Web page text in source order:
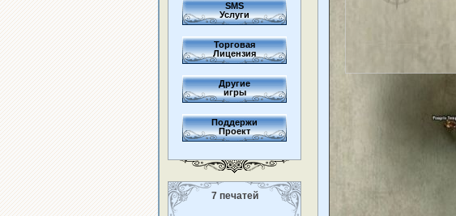
SMS
Услуги
Торговая
Лицензия
Другие
игры
Поддержи
Проект
7 печатей